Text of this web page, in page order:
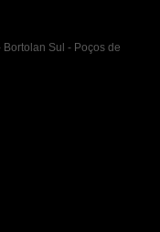
Sul - Poços de